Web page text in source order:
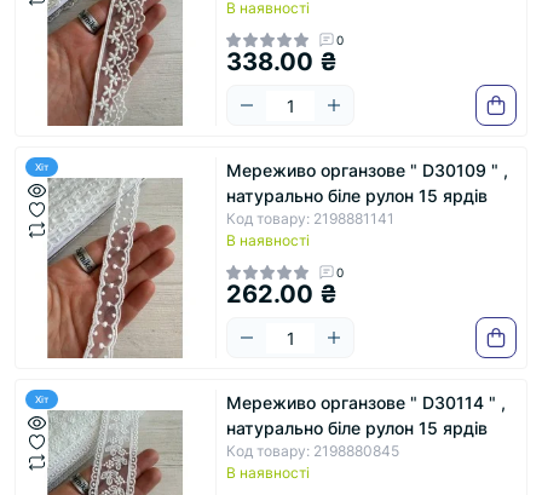
В наявності
0
338.00 ₴
Хіт
Мереживо органзове " D30109 " ,
натурально біле рулон 15 ярдів
Код товару: 2198881141
В наявності
0
262.00 ₴
Хіт
Мереживо органзове " D30114 " ,
натурально біле рулон 15 ярдів
Код товару: 2198880845
В наявності